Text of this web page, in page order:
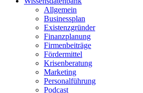
Allgemein
Businessplan
Existenzgründer
Finanzplanung
Firmenbeiträge
Fördermittel
Krisenberatung
Marketing
Personalführung
Podcast